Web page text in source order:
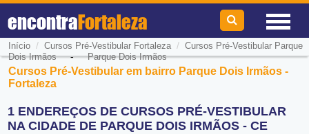
encontraFortaleza
Início / Cursos Pré-Vestibular Fortaleza/ Cursos Pré-Vestibular Parque
Dois Irmãos-Parque Dois Irmãos
Cursos Pré-Vestibular em bairro Parque Dois Irmãos -
Fortaleza
1 ENDEREÇOS DE CURSOS PRÉ-VESTIBULAR
NA CIDADE DE PARQUE DOIS IRMÃOS - CE